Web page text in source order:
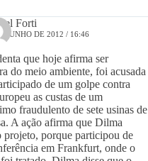
Forti
JUNHO DE 2012 / 16:46
que hoje afirma ser
do meio ambiente, foi acusada
de um golpe contra
as custas de um
fraudulento de sete usinas de
A ação afirma que Dilma
projeto, porque participou de
em Frankfurt, onde o